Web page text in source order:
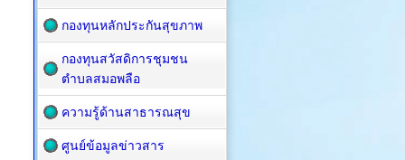
กองทุนหลักประกันสุขภาพ
กองทุนสวัสดิการชุมชน
ตำบลสมอพลือ
ความรู้ด้านสาธารณสุข
ศูนย์ข้อมูลข่าวสาร